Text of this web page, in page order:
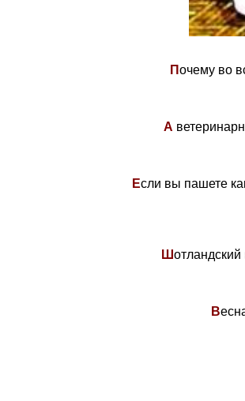
Почему во
А
Если вы пашете
Ш
В